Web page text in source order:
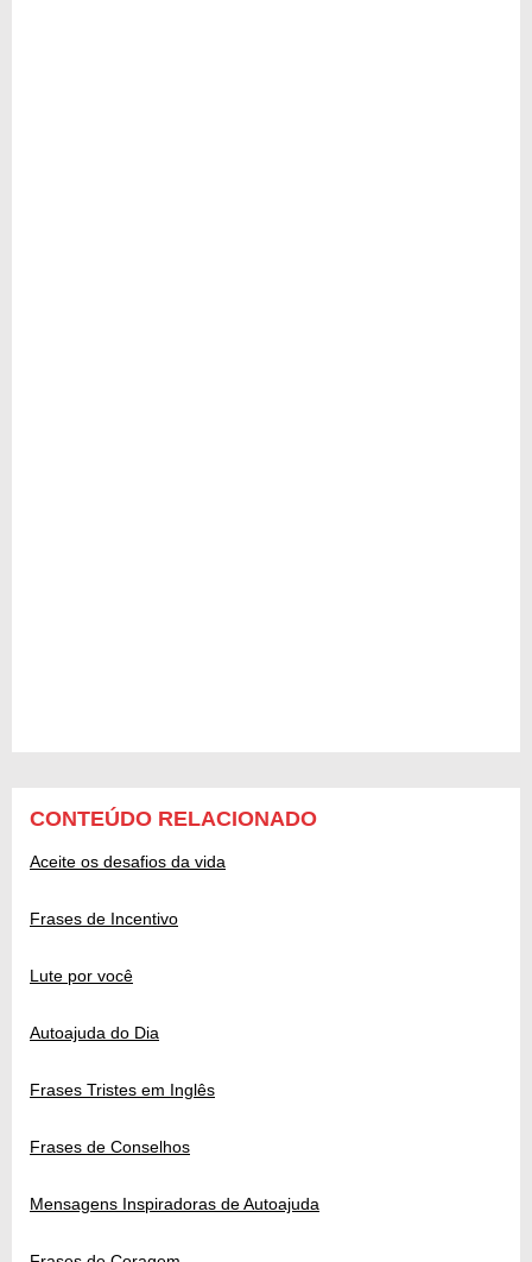
CONTEÚDO RELACIONADO
Aceite os desafios da vida
Frases de Incentivo
Lute por você
Autoajuda do Dia
Frases Tristes em Inglês
Frases de Conselhos
Mensagens Inspiradoras de Autoajuda